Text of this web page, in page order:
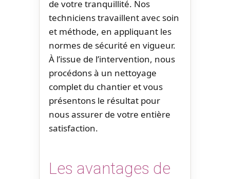
de votre tranquillité. Nos
techniciens travaillent avec soin
et méthode, en appliquant les
normes de sécurité en vigueur.
À l’issue de l’intervention, nous
procédons à un nettoyage
complet du chantier et vous
présentons le résultat pour
nous assurer de votre entière
satisfaction.
Les avantages de